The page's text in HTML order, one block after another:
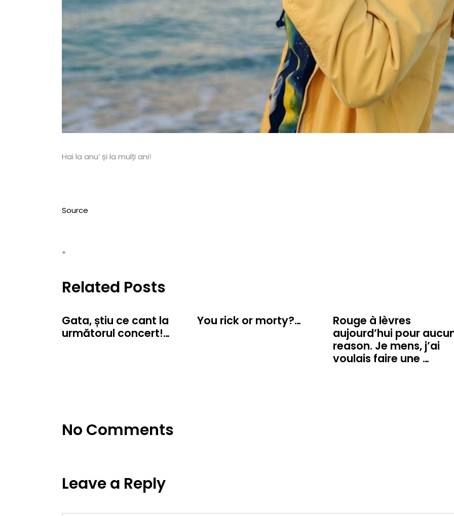
Hai la anu’ și la mulți ani!
Source
*
Related Posts
Gata, știu ce cant la
următorul concert!…
You rick or morty?…
Rouge à lèvres
aujourd’hui pour
reason. Je mens, j’ai
voulais faire une …
No Comments
Leave a Reply